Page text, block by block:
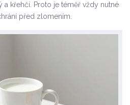
křehčí. Proto je téměř vždy nutné
před zlomením.